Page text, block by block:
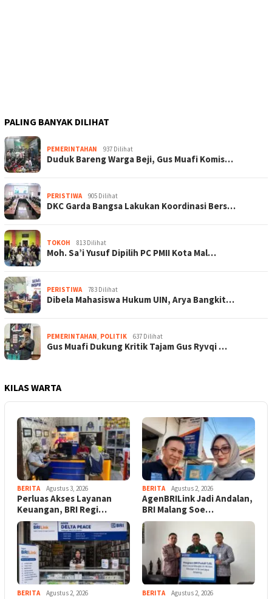
PALING BANYAK DILIHAT
PEMERINTAHAN 937 Dilihat
Duduk Bareng Warga Beji, Gus Muafi Komis…
PERISTIWA 905 Dilihat
DKC Garda Bangsa Lakukan Koordinasi Bers…
TOKOH 813 Dilihat
Moh. Sa’i Yusuf Dipilih PC PMII Kota Mal…
PERISTIWA 783 Dilihat
Dibela Mahasiswa Hukum UIN, Arya Bangkit…
PEMERINTAHAN, POLITIK 637 Dilihat
Gus Muafi Dukung Kritik Tajam Gus Ryvqi …
KILAS WARTA
BERITA Agustus 3, 2026
Perluas Akses Layanan
Keuangan, BRI Regi…
BERITA Agustus 2, 2026
AgenBRILink Jadi Andalan,
BRI Malang Soe…
BERITA Agustus 2, 2026 BERITA Agustus 2, 2026